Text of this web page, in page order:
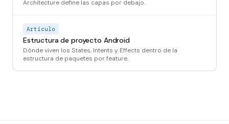
Architecture define las capas por debajo.
Artículo
Estructura de proyecto Android
Dónde viven los States, Intents y Effects dentro de la
estructura de paquetes por feature.